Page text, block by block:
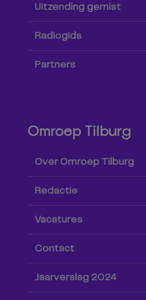
Uitzending gemist
Radiogids
Partners
Omroep Tilburg
Over Omroep Tilburg
Redactie
Vacatures
Contact
Jaarverslag 2024